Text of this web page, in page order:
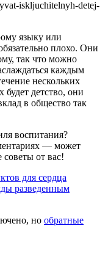
языку или
плохо. Они
так что можно
каждым
нескольких
будет детство, они
в общество так
воспитания?
— может
от вас!
для сердца
разведенным
но обратные